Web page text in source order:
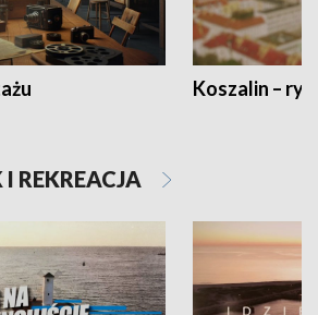
Koszalin –
REKREACJA